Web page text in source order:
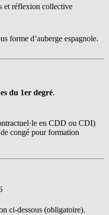
et réflexion collective
forme d’auberge espagnole.
du 1er degré.
en CDD ou CDI)
de congé pour formation
ci-dessous (obligatoire).